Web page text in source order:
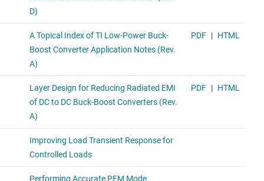
Lower output current (1-A switch).